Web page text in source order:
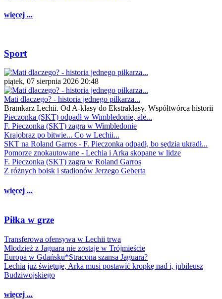
więcej ...
Sport
piątek, 07 sierpnia 2026 20:48
Mati dlaczego? - historia jednego piłkarza...
Bramkarz Lechii. Od A-klasy do Ekstraklasy. Współtwórca historii
Pieczonka (SKT) odpadł w Wimbledonie, ale...
F. Pieczonka (SKT) zagra w Wimbledonie
Krajobraz po bitwie... Co w Lechii...
SKT na Roland Garros - F. Pieczonka odpadł, bo sędzia ukradł...
Pomorze znokautowane - Lechia i Arka skopane w lidze
F. Pieczonka (SKT) zagra w Roland Garros
Z różnych boisk i stadionów Jerzego Geberta
więcej ...
Piłka w grze
Transferowa ofensywa w Lechii trwa
Młodzież z Jaguara nie zostaje w Trójmieście
Europa w Gdańsku*Stracona szansa Jaguara?
Lechia już świętuje, Arka musi postawić kropkę nad i, jubileusz
Budziwojskiego
więcej ...